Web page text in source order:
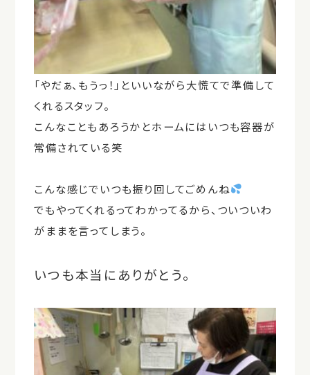
「やだぁ、もうっ！」といいながら大慌てで準備して
くれるスタッフ。
こんなこともあろうかとホームにはいつも容器が
常備されている笑
こんな感じでいつも振り回してごめんね
でもやってくれるってわかってるから、ついついわ
がままを言ってしまう。
いつも本当にありがとう。